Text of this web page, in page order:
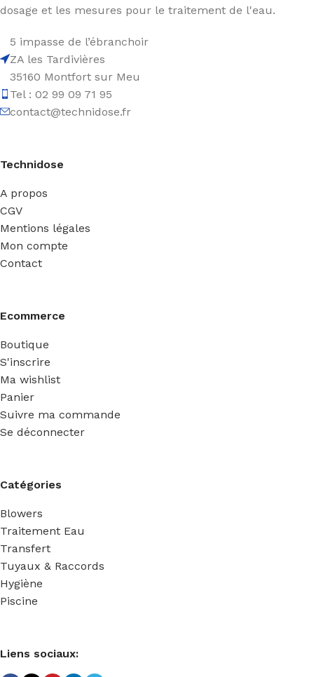
dosage et les mesures pour le traitement de l'eau.
5 impasse de l’ébranchoir
ZA les Tardivières
35160 Montfort sur Meu
Tel : 02 99 09 71 95
contact@technidose.fr
Technidose
A propos
CGV
Mentions légales
Mon compte
Contact
Ecommerce
Boutique
S'inscrire
Ma wishlist
Panier
Suivre ma commande
Se déconnecter
Catégories
Blowers
Traitement Eau
Transfert
Tuyaux & Raccords
Hygiène
Piscine
Liens sociaux: